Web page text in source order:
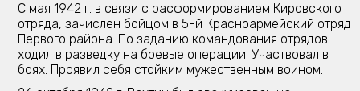
С мая 1942 г. в связи с расформированием Кировского
отряда, зачислен бойцом в 5-й Красноармейский отряд
Первого района. По заданию командования отрядов
ходил в разведку на боевые операции. Участвовал в
боях. Проявил себя стойким мужественным воином.